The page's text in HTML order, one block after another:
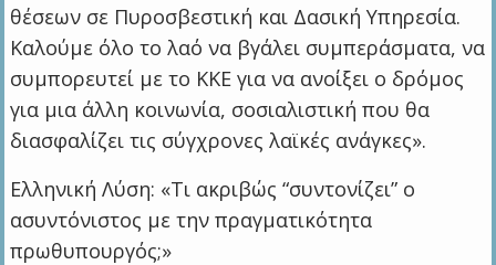
θέσεων σε Πυροσβεστική και Δασική Υπηρεσία.
Καλούμε όλο το λαό να βγάλει συμπεράσματα, να
συμπορευτεί με το ΚΚΕ για να ανοίξει ο δρόμος
για μια άλλη κοινωνία, σοσιαλιστική που θα
διασφαλίζει τις σύγχρονες λαϊκές ανάγκες».
Ελληνική Λύση: «Τι ακριβώς “συντονίζει” ο
ασυντόνιστος με την πραγματικότητα
πρωθυπουργός;»